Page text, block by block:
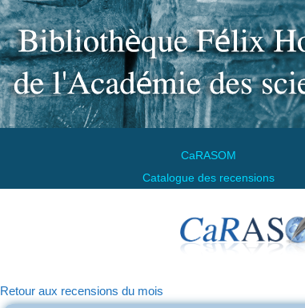
CaRASOM
Catalogue des recensions
Retour aux recensions du mois